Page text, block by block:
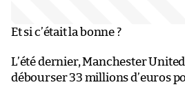
Et si c’était la bonne ?
L’été dernier, Manchester United
débourser 33 millions d’euros